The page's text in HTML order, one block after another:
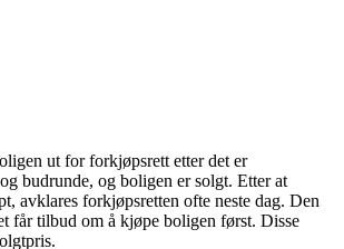
ut for forkjøpsrett etter det er
budrunde, og boligen er solgt. Etter at
avklares forkjøpsretten ofte neste dag. Den
får tilbud om å kjøpe boligen først. Disse